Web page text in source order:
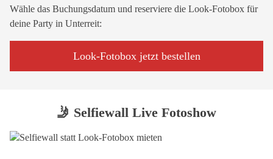
Wähle das Buchungsdatum und reserviere die Look-Fotobox für
deine Party in Unterreit:
Look-Fotobox jetzt bestellen
🤳 Selfiewall Live Fotoshow